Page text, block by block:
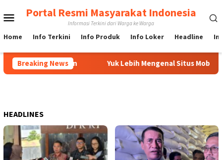
ke
Menu
Mobile
Portal Resmi Masyarakat Indonesia
Informasi Terkini dari Warga ke Warga
Home Info Terkini Info Produk Info Loker Headline
Breaking News
Kejahatan Yuk Lebih Mengenal Situs Mobil
HEADLINES